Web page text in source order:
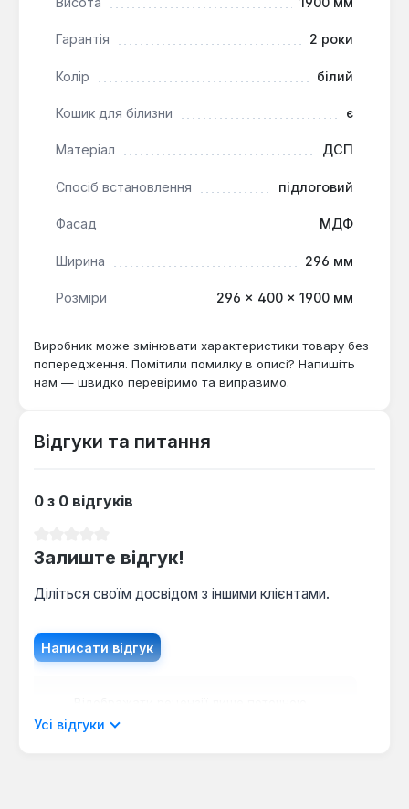
Пенал підлогової установки заввишки 1900 мм
ванній кімнаті або санвузлі, ефективно
призначений для домогосподарств, які
можливістю сортування речей. Модель
інтегрується в стандартні комплекти меблів для
додатковими відділеннями.
Гарантія 2 роки
Колір білий
Кошик для білизни є
Матеріал ДСП
Спосіб встановлення підлоговий
Фасад МДФ
Ширина 296 мм
Розміри 296 × 400 × 1900 мм
Виробник може змінювати характеристики товару без
попередження. Помітили помилку в описі? Напишіть
нам — швидко перевіримо та виправимо.
Відгуки та питання
0 з 0 відгуків
Залиште відгук!
Діліться своїм досвідом з іншими клієнтами.
Написати відгук
мовою.
Усі відгуки